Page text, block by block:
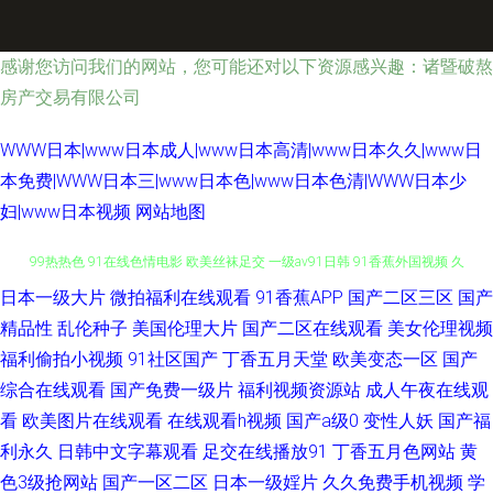
感谢您访问我们的网站，您可能还对以下资源感兴趣：诸暨破熬
房产交易有限公司
WWW日本|www日本成人|www日本高清|www日本久久|www日
本免费|WWW日本三|www日本色|www日本色清|WWW日本少
妇|www日本视频 网站地图
91豆花在线看 91看片免费看 美女的bb 亚洲第一9福利社区 91啦熟女视频
99热热色 91在线色情电影 欧美丝袜足交 一级av91日韩 91香蕉外国视频 久
爱A区 免费的黄页亚洲 久久AⅤ 后入妹妹 91传媒在线观收看 深爱五月天婷 日
日本一级大片 微拍福利在线观看 91香蕉APP 国产二区三区 国产
精品性 乱伦种子 美国伦理大片 国产二区在线观看 美女伦理视频
福利偷拍小视频 91社区国产 丁香五月天堂 欧美变态一区 国产
综合在线观看 国产免费一级片 福利视频资源站 成人午夜在线观
看 欧美图片在线观看 在线观看h视频 国产a级0 变性人妖 国产福
利永久 日韩中文字幕观看 足交在线播放91 丁香五月色网站 黄
色3级抢网站 国产一区二区 日本一级婬片 久久免费手机视频 学